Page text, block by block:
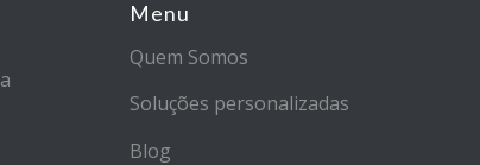
Menu
Quem Somos
Soluções personalizadas
Blog